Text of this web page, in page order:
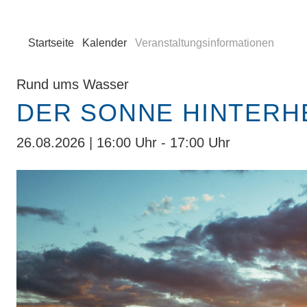
Startseite Kalender Veranstaltungsinformationen
Rund ums Wasser
DER SONNE
26.08.2026 | 16:00 Uhr - 17:00 Uhr